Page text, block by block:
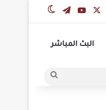
فيسبوك ‫YouTube
تيلقرام
البث المباشر